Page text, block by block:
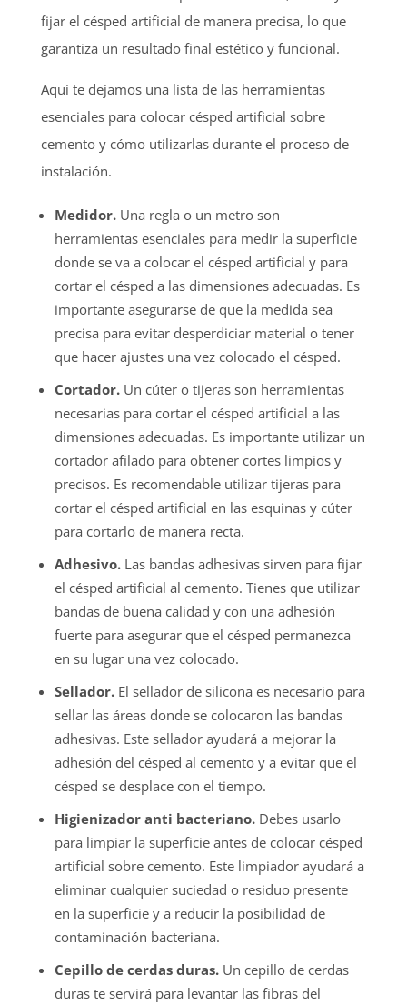
fijar el césped artificial de manera precisa, lo que
garantiza un resultado final estético y funcional.
Aquí te dejamos una lista de las herramientas
esenciales para colocar césped artificial sobre
cemento y cómo utilizarlas durante el proceso de
instalación.
Medidor.Una regla o un metro son
herramientas esenciales para medir la superficie
donde se va a colocar el césped artificial y para
cortar el césped a las dimensiones adecuadas. Es
importante asegurarse de que la medida sea
precisa para evitar desperdiciar material o tener
que hacer ajustes una vez colocado el césped.
Cortador.Un cúter o tijeras son herramientas
necesarias para cortar el césped artificial a las
dimensiones adecuadas. Es importante utilizar un
cortador afilado para obtener cortes limpios y
precisos. Es recomendable utilizar tijeras para
cortar el césped artificial en las esquinas y cúter
para cortarlo de manera recta.
Adhesivo.Las bandas adhesivas sirven para fijar
el césped artificial al cemento. Tienes que utilizar
bandas de buena calidad y con una adhesión
fuerte para asegurar que el césped permanezca
en su lugar una vez colocado.
Sellador.El sellador de silicona es necesario para
sellar las áreas donde se colocaron las bandas
adhesivas. Este sellador ayudará a mejorar la
adhesión del césped al cemento y a evitar que el
césped se desplace con el tiempo.
Higienizador anti bacteriano.Debes usarlo
para limpiar la superficie antes de colocar césped
artificial sobre cemento. Este limpiador ayudará a
eliminar cualquier suciedad o residuo presente
en la superficie y a reducir la posibilidad de
contaminación bacteriana.
Cepillo de cerdas duras. Un cepillo de cerdas
duras te servirá para levantar las fibras del